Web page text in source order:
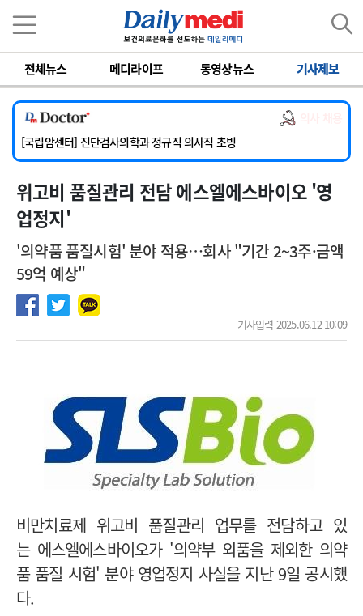
전체뉴스 메디라이프 동영상뉴스 기사제보
[서울아산병원] 2026년 하반기 인턴 모집
[명지병원] 하반기 전공의(인턴) 모집
[국립암센터] 진단검사의학과 정규직 의사직 초빙
[인제대학교해운대백병원] 치과 진료교수 모집 공고
[서울아산병원] 2026년 하반기 인턴 모집
[명지병원] 하반기 전공의(인턴) 모집
위고비 품질관리 전담 에스엘에스바이오 '영
업정지'
'의약품 품질시험' 분야 적용…회사 "기간 2~3주·금액
59억 예상"
기사입력 2025.06.12 10:09
비만치료제 위고비 품질관리 업무를 전담하고 있
는 에스엘에스바이오가 '의약부 외품을 제외한 의약
품 품질 시험' 분야 영업정지 사실을 지난 9일 공시했
다.